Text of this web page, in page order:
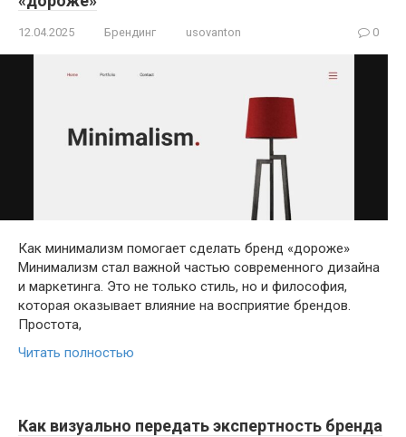
12.04.2025 Брендинг usovanton 0
Как минимализм помогает сделать бренд «дороже»
Минимализм стал важной частью современного дизайна
и маркетинга. Это не только стиль, но и философия,
которая оказывает влияние на восприятие брендов.
Простота,
Читать полностью
Как визуально передать экспертность бренда